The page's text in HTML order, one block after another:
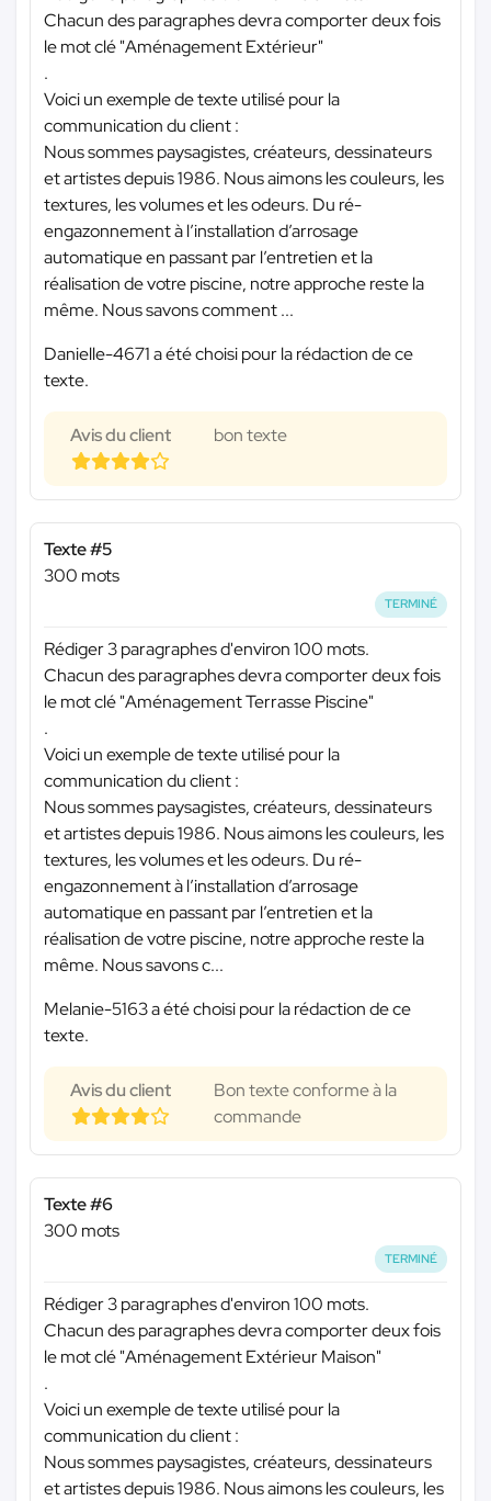
Chacun des paragraphes devra comporter deux fois
le mot clé "Aménagement Extérieur"
.
Voici un exemple de texte utilisé pour la
communication du client :
Nous sommes paysagistes, créateurs, dessinateurs
et artistes depuis 1986. Nous aimons les couleurs, les
textures, les volumes et les odeurs. Du ré-
engazonnement à l’installation d’arrosage
automatique en passant par l’entretien et la
réalisation de votre piscine, notre approche reste la
même. Nous savons comment ...
Danielle-4671 a été choisi pour la rédaction de ce
texte.
Avis du client bon texte
Texte #5
300 mots
TERMINÉ
Rédiger 3 paragraphes d'environ 100 mots.
Chacun des paragraphes devra comporter deux fois
le mot clé "Aménagement Terrasse Piscine"
.
Voici un exemple de texte utilisé pour la
communication du client :
Nous sommes paysagistes, créateurs, dessinateurs
et artistes depuis 1986. Nous aimons les couleurs, les
textures, les volumes et les odeurs. Du ré-
engazonnement à l’installation d’arrosage
automatique en passant par l’entretien et la
réalisation de votre piscine, notre approche reste la
même. Nous savons c...
Melanie-5163 a été choisi pour la rédaction de ce
texte.
Avis du client
Bon texte conforme à la
commande
Texte #6
300 mots
TERMINÉ
Rédiger 3 paragraphes d'environ 100 mots.
Chacun des paragraphes devra comporter deux fois
le mot clé "Aménagement Extérieur Maison"
.
Voici un exemple de texte utilisé pour la
communication du client :
Nous sommes paysagistes, créateurs, dessinateurs
et artistes depuis 1986. Nous aimons les couleurs, les